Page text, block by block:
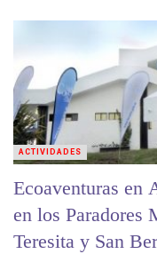
Ecoaventuras en
en los Paradores
Teresita y San
ACTIVIDADES